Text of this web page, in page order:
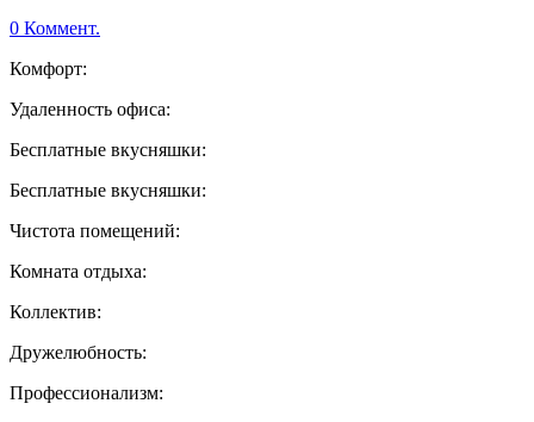
0 Коммент.
Комфорт:
Удаленность офиса:
Бесплатные вкусняшки:
Бесплатные вкусняшки:
Чистота помещений:
Комната отдыха:
Коллектив:
Дружелюбность:
Профессионализм: